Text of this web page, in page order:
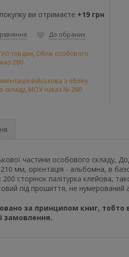
ви отримаєте +19 грн
До обраних
Усі товари, Облік особового
280
військова з обліку
складу, МОУ наказ № 280
частини особового складу,
орієнтація - альбомна, в
сторінок палітурка клейова,
під прошиття, не нумерований
за принципом книг, тобто
замовлення.